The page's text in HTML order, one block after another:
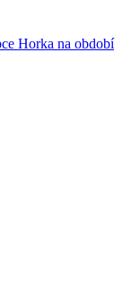
Horka na období